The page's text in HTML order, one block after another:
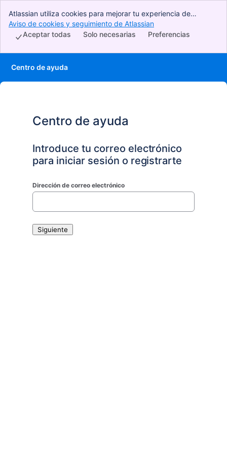
Atlassian utiliza cookies para mejorar tu experiencia de
navegación, realizar análisis e investigaciones y gestionar la
publicidad. Acepta todas las cookies para indicar que aceptas
Aviso de cookies y seguimiento de Atlassian
Preferencias
Solo necesarias
Aceptar todas
Centro de ayuda
Centro de ayuda
Introduce tu correo electrónico
para iniciar sesión o registrarte
Dirección de correo electrónico
Siguiente